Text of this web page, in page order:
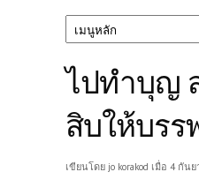
ไปทำบุญ
สิบให้บรร
เขียนโดย jo korakod เมื่อ 4 กันย